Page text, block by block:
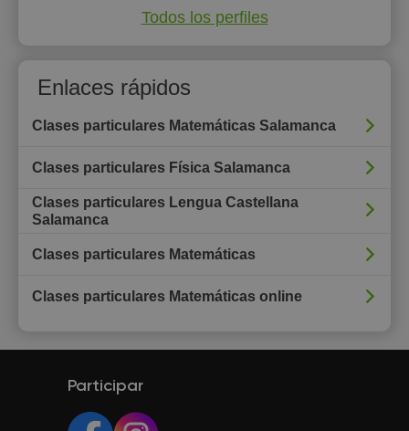
Todos los perfiles
Enlaces rápidos
Clases particulares Matemáticas Salamanca
Clases particulares Física Salamanca
Clases particulares Lengua Castellana
Salamanca
Clases particulares Matemáticas
Clases particulares Matemáticas online
Participar